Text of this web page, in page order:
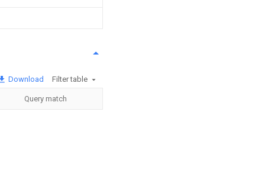
Download Filter table
Query match